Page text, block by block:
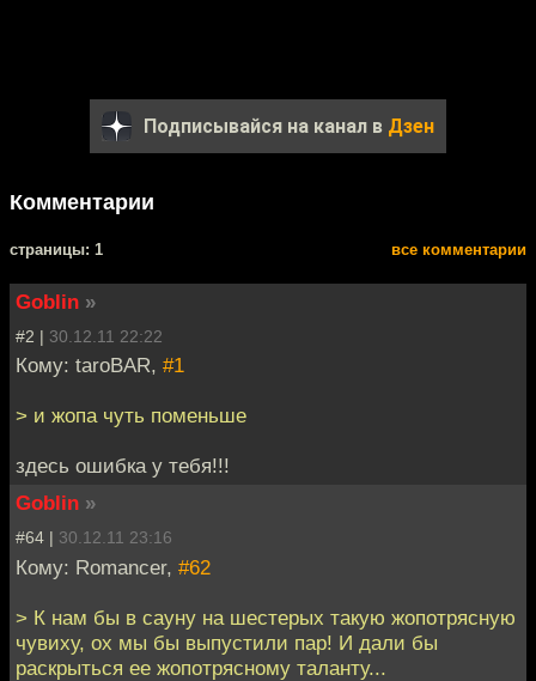
Подписывайся на канал в Дзен
Комментарии
cтраницы: 1 все комментарии
Goblin »
#2 | 30.12.11 22:22
Кому: taroBAR, #1
> и жопа чуть поменьше
здесь ошибка у тебя!!!
Goblin »
#64 | 30.12.11 23:16
Кому: Romancer, #62
> К нам бы в сауну на шестерых такую жопотрясную
чувиху, ох мы бы выпустили пар! И дали бы
раскрыться ее жопотрясному таланту...